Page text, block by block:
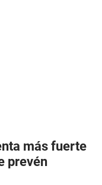
más fuerte
prevén